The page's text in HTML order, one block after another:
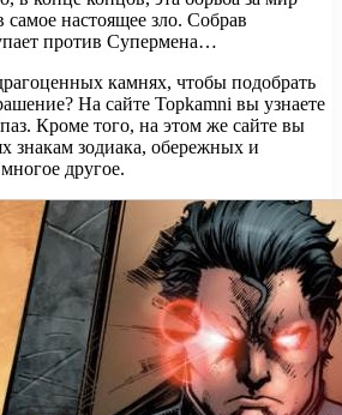
самое настоящее зло. Собрав
против Супермена…
камнях, чтобы подобрать
На сайте Topkamni вы узнаете
Кроме того, на этом же сайте вы
знакам зодиака, обережных и
другое.